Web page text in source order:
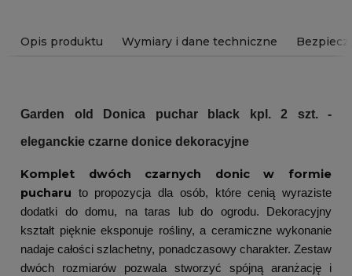
Opis produktu Wymiary i dane techniczne
Garden old Donica puchar black kpl. 2 szt. -
eleganckie czarne donice dekoracyjne
Komplet dwóch czarnych donic w formie
pucharu to propozycja dla osób, które cenią wyraziste
dodatki do domu, na taras lub do ogrodu. Dekoracyjny
kształt pięknie eksponuje rośliny, a ceramiczne wykonanie
nadaje całości szlachetny, ponadczasowy charakter. Zestaw
dwóch rozmiarów pozwala stworzyć spójną aranżację i